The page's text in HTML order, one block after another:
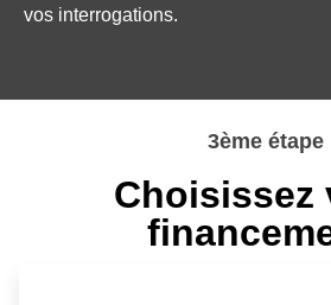
vos interrogations.
3ème étape
Choisissez